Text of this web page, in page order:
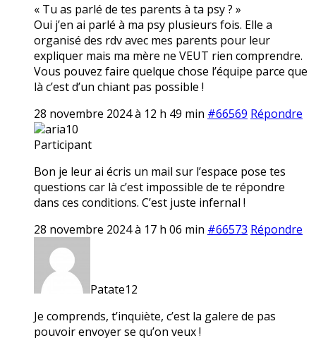
« Tu as parlé de tes parents à ta psy ? »
Oui j’en ai parlé à ma psy plusieurs fois. Elle a
organisé des rdv avec mes parents pour leur
expliquer mais ma mère ne VEUT rien comprendre.
Vous pouvez faire quelque chose l’équipe parce que
là c’est d’un chiant pas possible !
28 novembre 2024 à 12 h 49 min #66569 Répondre
aria10
Participant
Bon je leur ai écris un mail sur l’espace pose tes
questions car là c’est impossible de te répondre
dans ces conditions. C’est juste infernal !
28 novembre 2024 à 17 h 06 min #66573 Répondre
Patate12
Je comprends, t’inquiète, c’est la galere de pas
pouvoir envoyer se qu’on veux !